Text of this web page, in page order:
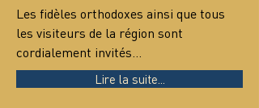
Les fidèles orthodoxes ainsi que tous
les visiteurs de la région sont
cordialement invités…
Lire la suite...